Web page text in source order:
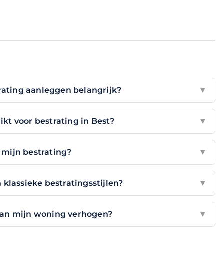
aanleggen belangrijk? ▼
voor bestrating in Best? ▼
bestrating? ▼
klassieke bestratingsstijlen? ▼
mijn woning verhogen? ▼